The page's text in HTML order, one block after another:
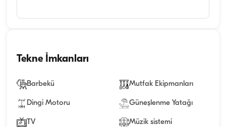
Tekne İmkanları
Barbekü Mutfak Ekipmanları
Dingi Motoru Güneşlenme Yatağı
TV Müzik sistemi